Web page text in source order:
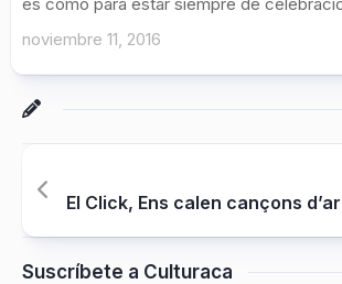
noviembre 11, 2016
El Click, Ens calen cançons
Suscríbete a Culturaca